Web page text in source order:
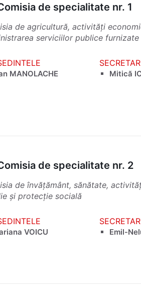
de specialitate nr. 1
de agricultură, activități
serviciilor publice furnizate
MANOLACHE Mitică
de specialitate nr. 2
de învățământ, sănătate,
și protecție socială
VOICU Emil-